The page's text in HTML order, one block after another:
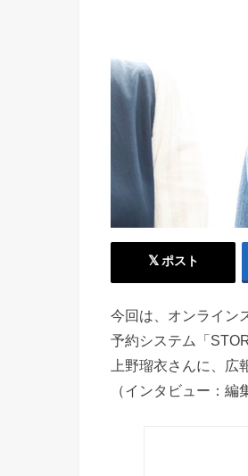
ポスト
今回は、オンライン
予約システム「
上野瑠衣さんに、
（インタビュー：編